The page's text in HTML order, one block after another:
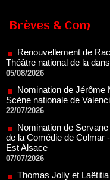
Brèves & Com
Théâtre national de la danse
Nomination de Jérôme
Scène nationale de
22/07/2026
Nomination de
de la Comédie de Colmar
Est Alsace
Thomas Jolly et
TNP
02/07/2026
Fonds SACD Théâtre :